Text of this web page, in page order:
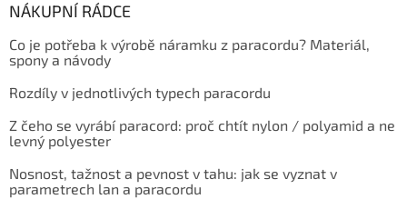
NÁKUPNÍ RÁDCE
Co je potřeba k výrobě náramku z paracordu? Materiál,
spony a návody
Rozdíly v jednotlivých typech paracordu
Z čeho se vyrábí paracord: proč chtít nylon / polyamid a ne
levný polyester
Nosnost, tažnost a pevnost v tahu: jak se vyznat v
parametrech lan a paracordu